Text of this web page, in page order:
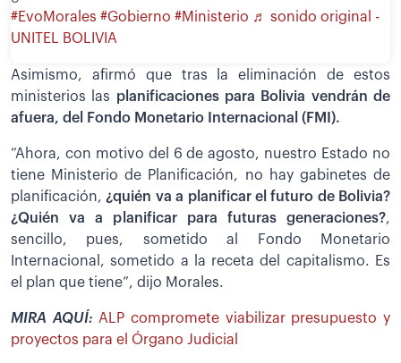
#EvoMorales #Gobierno #Ministerio ♬ sonido original -
UNITEL BOLIVIA
Asimismo, afirmó que tras la eliminación de estos
ministerios las planificaciones para Bolivia vendrán de
afuera, del Fondo Monetario Internacional (FMI).
“Ahora, con motivo del 6 de agosto, nuestro Estado no
tiene Ministerio de Planificación, no hay gabinetes de
planificación,¿quién va a planificar el futuro de Bolivia?
¿Quién va a planificar para futuras generaciones?,
sencillo, pues, sometido al Fondo Monetario
Internacional, sometido a la receta del capitalismo. Es
el plan que tiene”, dijo Morales.
MIRA AQUÍ: ALP compromete viabilizar presupuesto y
proyectos para el Órgano Judicial